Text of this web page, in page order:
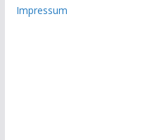
Impressum